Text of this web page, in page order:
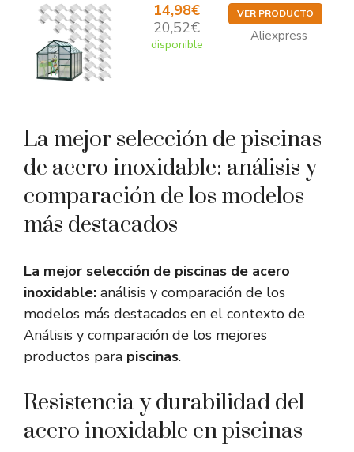
14,98€
20,52€
disponible
VER PRODUCTO
Aliexpress
La mejor selección de piscinas
de acero inoxidable: análisis y
comparación de los modelos
más destacados
La mejor selección de piscinas de acero
inoxidable: análisis y comparación de los
modelos más destacados en el contexto de
Análisis y comparación de los mejores
productos para piscinas.
Resistencia y durabilidad del
acero inoxidable en piscinas